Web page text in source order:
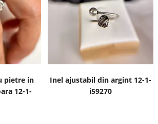
pietre in
12-1-
Inel ajustabil din argint 12-1-
i59270